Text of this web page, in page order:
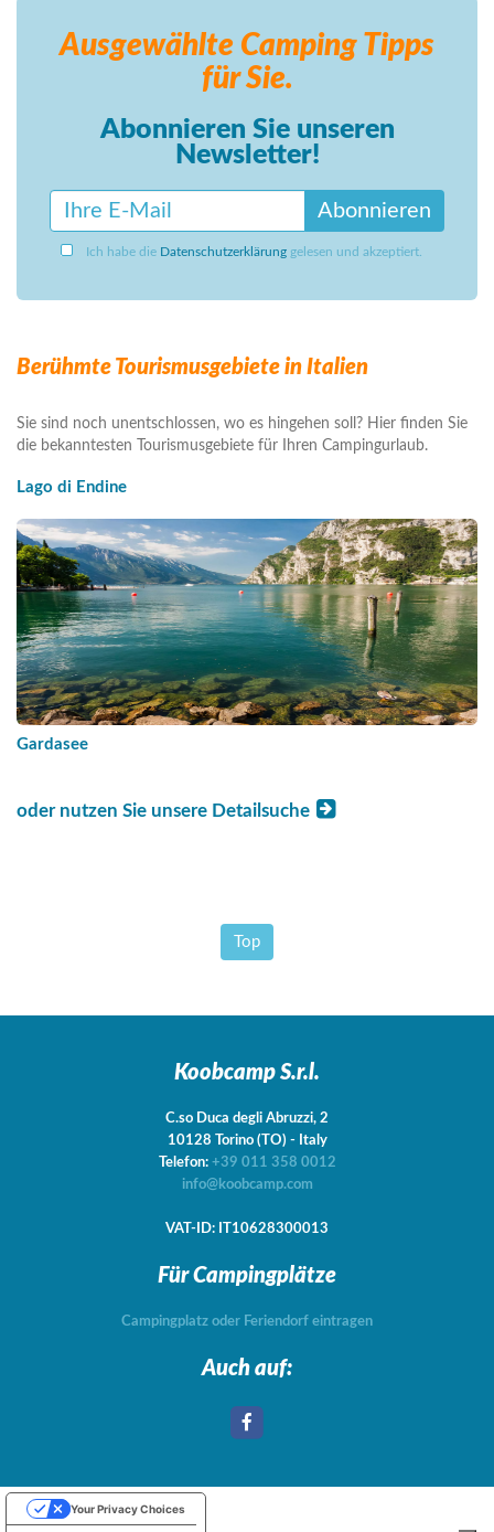
Ausgewählte Camping Tipps
für Sie.
Abonnieren Sie unseren
Newsletter!
Abonnieren
Ich habe die Datenschutzerklärung gelesen und akzeptiert.
Berühmte Tourismusgebiete in Italien
Sie sind noch unentschlossen, wo es hingehen soll? Hier finden Sie
die bekanntesten Tourismusgebiete für Ihren Campingurlaub.
Lago di Endine
Gardasee
oder nutzen Sie unsere Detailsuche
Top
Koobcamp S.r.l.
C.so Duca degli Abruzzi, 2
10128 Torino (TO) - Italy
Telefon: +39 011 358 0012
info@koobcamp.com
VAT-ID: IT10628300013
Für Campingplätze
Campingplatz oder Feriendorf eintragen
Auch auf:
Your Privacy Choices